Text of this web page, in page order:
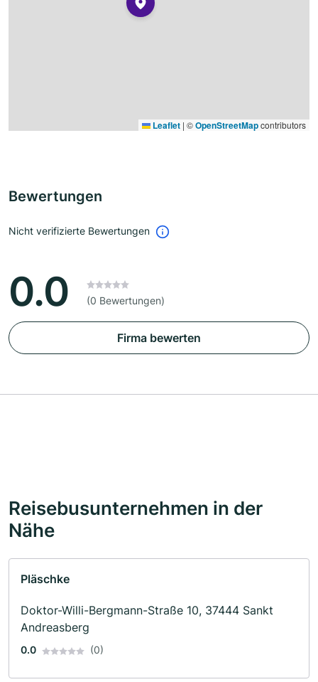
Leaflet | ©OpenStreetMapcontributors
Bewertungen
Nicht verifizierte Bewertungen
0.0 (0 Bewertungen)
Firma bewerten
Reisebusunternehmen in der
Nähe
Pläschke
Doktor-Willi-Bergmann-Straße 10, 37444 Sankt
Andreasberg
0.0 (0)